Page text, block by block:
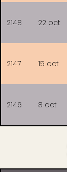
2148 22 oct
2147 15 oct
2146 8 oct